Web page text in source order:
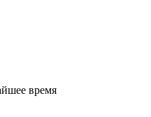
время